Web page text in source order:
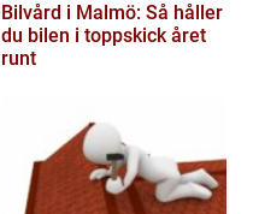
Bilvård i Malmö: Så håller
du bilen i toppskick året
runt